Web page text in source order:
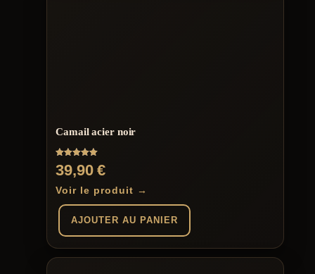
Camail acier noir
Note
5.00
sur 5
39,90€
Voir le produit →
AJOUTER AU PANIER